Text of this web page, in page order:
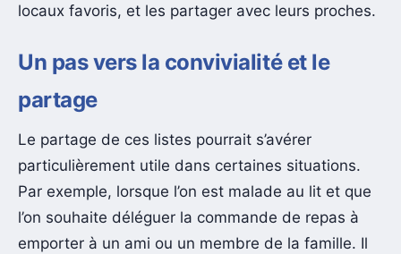
locaux favoris, et les partager avec leurs proches.
Un pas vers la convivialité et le
partage
Le partage de ces listes pourrait s’avérer
particulièrement utile dans certaines situations.
Par exemple, lorsque l’on est malade au lit et que
l’on souhaite déléguer la commande de repas à
emporter à un ami ou un membre de la famille. Il